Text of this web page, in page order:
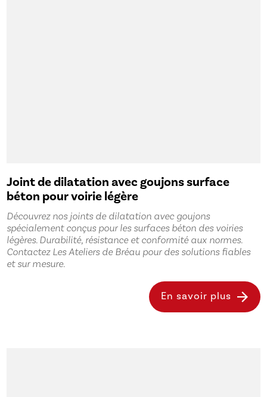
Joint de dilatation avec goujons surface
béton pour voirie légère
Découvrez nos joints de dilatation avec goujons
spécialement conçus pour les surfaces béton des voiries
légères. Durabilité, résistance et conformité aux normes.
Contactez Les Ateliers de Bréau pour des solutions fiables
et sur mesure.
En savoir plus